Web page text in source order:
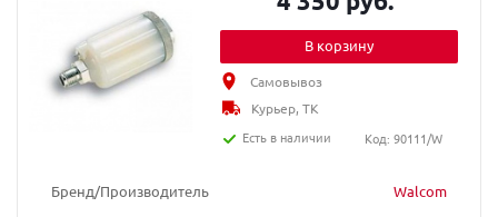
Бренд/Производитель Walcom
В корзину
Самовывоз
Курьер, ТК
Есть в наличии
Код: 90111/W